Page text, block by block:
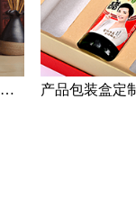
产品包装定制雷区之：过度包装与轻视包装